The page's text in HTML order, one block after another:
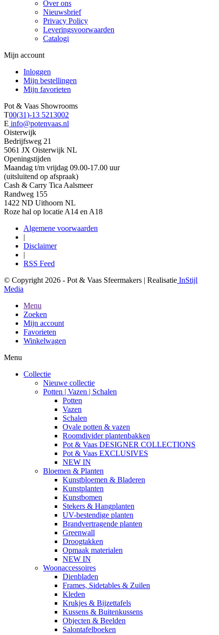
Over ons
Nieuwsbrief
Privacy Policy
Leveringsvoorwaarden
Catalogi
Mijn account
Inloggen
Mijn bestellingen
Mijn favorieten
Pot & Vaas Showrooms
T00(31)-13 5213002
E info@potenvaas.nl
Oisterwijk
Bedrijfsweg 21
5061 JX Oisterwijk NL
Openingstijden
Maandag t/m vrijdag 09.00-17.00 uur
(uitsluitend op afspraak)
Cash & Carry Tica Aalsmeer
Randweg 155
1422 ND Uithoorn NL
Roze hal op locatie A14 en A18
Algemene voorwaarden
|
Disclaimer
|
RSS Feed
© Copyright 2026 - Pot & Vaas Sfeermakers | Realisatie InStijl
Media
Menu
Zoeken
Mijn account
Favorieten
Winkelwagen
Menu
Collectie
Nieuwe collectie
Potten | Vazen | Schalen
Potten
Vazen
Schalen
Ovale potten & vazen
Roomdivider plantenbakken
Pot & Vaas DESIGNER COLLECTIONS
Pot & Vaas EXCLUSIVES
NEW IN
Bloemen & Planten
Kunstbloemen & Bladeren
Kunstplanten
Kunstbomen
Stekers & Hangplanten
UV-bestendige planten
Brandvertragende planten
Greenwall
Droogtakken
Opmaak materialen
NEW IN
Woonaccessoires
Dienbladen
Frames, Sidetables & Zuilen
Kleden
Krukjes & Bijzettafels
Kussens & Buitenkussens
Objecten & Beelden
Salontafelboeken